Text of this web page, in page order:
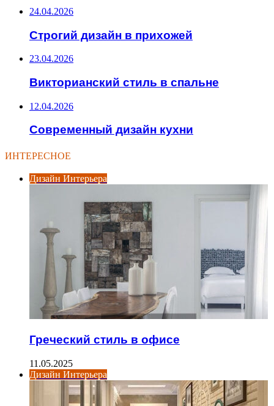
24.04.2026
Строгий дизайн в прихожей
23.04.2026
Викторианский стиль в спальне
12.04.2026
Современный дизайн кухни
ИНТЕРЕСНОЕ
Дизайн Интерьера
Греческий стиль в офисе
11.05.2025
Дизайн Интерьера